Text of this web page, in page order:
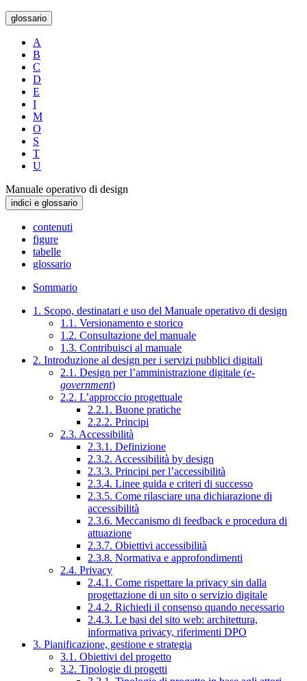
glossario
A
B
C
D
E
I
M
O
S
T
U
Manuale operativo di design
indici e glossario
contenuti
figure
tabelle
glossario
Sommario
1. Scopo, destinatari e uso del Manuale operativo di design
1.1. Versionamento e storico
1.2. Consultazione del manuale
1.3. Contribuisci al manuale
2. Introduzione al design per i servizi pubblici digitali
2.1. Design per l’amministrazione digitale (e-
government)
2.2. L’approccio progettuale
2.2.1. Buone pratiche
2.2.2. Principi
2.3. Accessibilità
2.3.1. Definizione
2.3.2. Accessibilità by design
2.3.3. Principi per l’accessibilità
2.3.4. Linee guida e criteri di successo
2.3.5. Come rilasciare una dichiarazione di
accessibilità
2.3.6. Meccanismo di feedback e procedura di
attuazione
2.3.7. Obiettivi accessibilità
2.3.8. Normativa e approfondimenti
2.4. Privacy
2.4.1. Come rispettare la privacy sin dalla
progettazione di un sito o servizio digitale
2.4.2. Richiedi il consenso quando necessario
2.4.3. Le basi del sito web: architettura,
informativa privacy, riferimenti DPO
3. Pianificazione, gestione e strategia
3.1. Obiettivi del progetto
3.2. Tipologie di progetti